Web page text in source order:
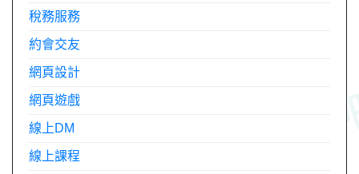
稅務服務
約會交友
網頁設計
網頁遊戲
線上DM
線上課程